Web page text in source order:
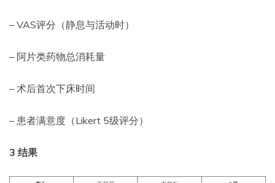
– VAS评分（静息与活动时）
– 阿片类药物总消耗量
– 术后首次下床时间
– 患者满意度（Likert 5级评分）
3 结果